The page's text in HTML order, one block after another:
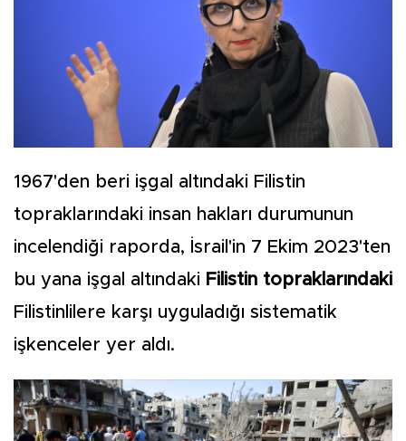
1967'den beri işgal altındaki Filistin
topraklarındaki insan hakları durumunun
incelendiği raporda, İsrail'in 7 Ekim 2023'ten
bu yana işgal altındaki Filistin topraklarındaki
Filistinlilere karşı uyguladığı sistematik
işkenceler yer aldı.